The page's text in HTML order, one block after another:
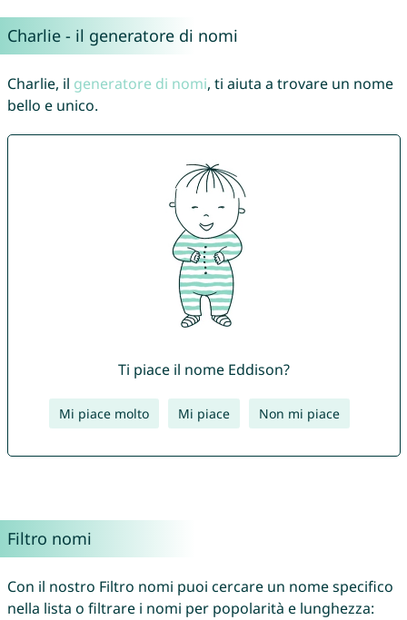
Charlie - il generatore di nomi
Charlie, il generatore di nomi, ti aiuta a trovare un nome
bello e unico.
Ti piace il nome Eddison?
Mi piace molto Mi piace Non mi piace
Filtro nomi
Con il nostro Filtro nomi puoi cercare un nome specifico
nella lista o filtrare i nomi per popolarità e lunghezza: